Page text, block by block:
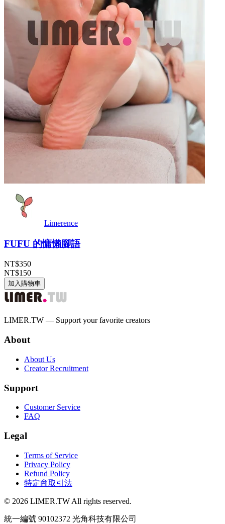
Limerence
FUFU 的慵懶腳語
NT$350
NT$150
加入購物車
LIMER.TW — Support your favorite creators
About
About Us
Creator Recruitment
Support
Customer Service
FAQ
Legal
Terms of Service
Privacy Policy
Refund Policy
特定商取引法
© 2026 LIMER.TW All rights reserved.
統一編號 90102372 光角科技有限公司